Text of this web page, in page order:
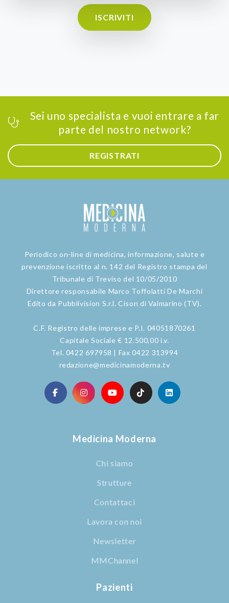
ISCRIVITI
Sei uno specialista e vuoi entrare a far
parte del nostro network?
REGISTRATI
Periodico on-line di medicina, informazione, salute e
prevenzione iscritto al n. 142 del Registro stampa del
Tribunale di Treviso del 10/05/2010
Direttore responsabile Marco Toffolatti De Marchi
Edito da Pubblivision S.r.l. Cison di Valmarino (TV).
C.F. Registro delle imprese e P.I. 04051870261
Capitale Sociale € 12.500,00 i.v.
Tel. 0422 697958 | Fax 0422 313994
redazione@medicinamoderna.tv
Medicina Moderna
Chi siamo
Strutture
Contattaci
Lavora con noi
Newsletter
MMChannel
Pazienti